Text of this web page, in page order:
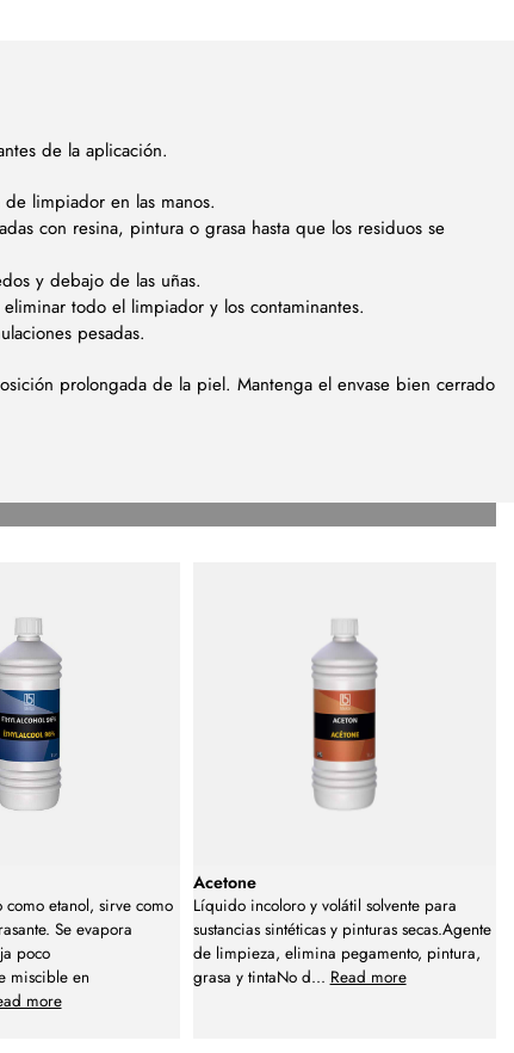
de la aplicación.
limpiador en las manos.
con resina, pintura o grasa hasta que los residuos se
y debajo de las uñas.
todo el limpiador y los contaminantes.
pesadas.
prolongada de la piel. Mantenga el envase bien cerrado
como etanol, sirve como
Se evapora
poco
miscible en
more
Acetone
Líquido incoloro y volátil solvente para
sustancias sintéticas y pinturas secas.Agente
de limpieza, elimina pegamento, pintura,
grasa y tintaNo d... Read more